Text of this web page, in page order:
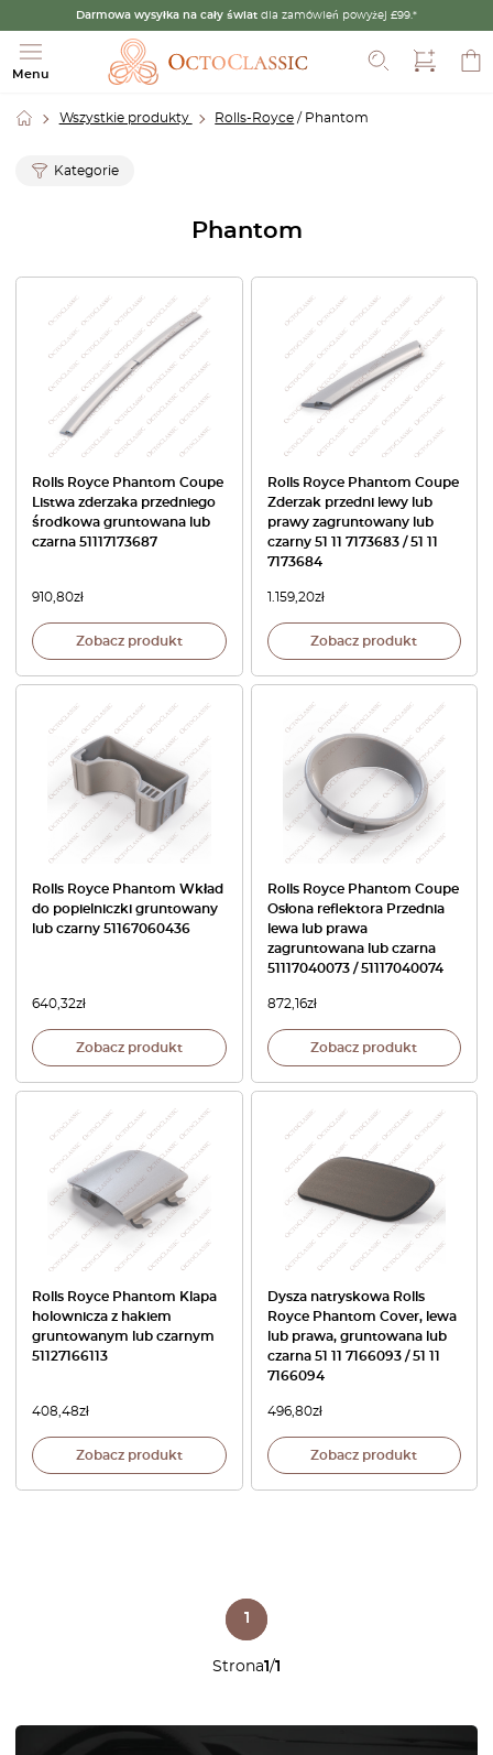
Darmowa wysyłka na cały świat dla zamówień powyżej £99.*
Menu
Szukaj
Wszystkie produkty Rolls-Royce / Phantom
Kategorie
Phantom
Rolls Royce Phantom Coupe
Listwa zderzaka przedniego
środkowa gruntowana lub
czarna 51117173687
910,80zł
Zobacz produkt
Rolls Royce Phantom Coupe
Zderzak przedni lewy lub
prawy zagruntowany lub
czarny 51 11 7173683 / 51 11
7173684
1.159,20zł
Zobacz produkt
Rolls Royce Phantom Wkład
do popielniczki gruntowany
lub czarny 51167060436
640,32zł
Zobacz produkt
Rolls Royce Phantom Coupe
Osłona reflektora Przednia
lewa lub prawa
zagruntowana lub czarna
51117040073 / 51117040074
872,16zł
Zobacz produkt
Rolls Royce Phantom Klapa
holownicza z hakiem
gruntowanym lub czarnym
51127166113
408,48zł
Zobacz produkt
Dysza natryskowa Rolls
Royce Phantom Cover, lewa
lub prawa, gruntowana lub
czarna 51 11 7166093 / 51 11
7166094
496,80zł
Zobacz produkt
Strona1/1
1